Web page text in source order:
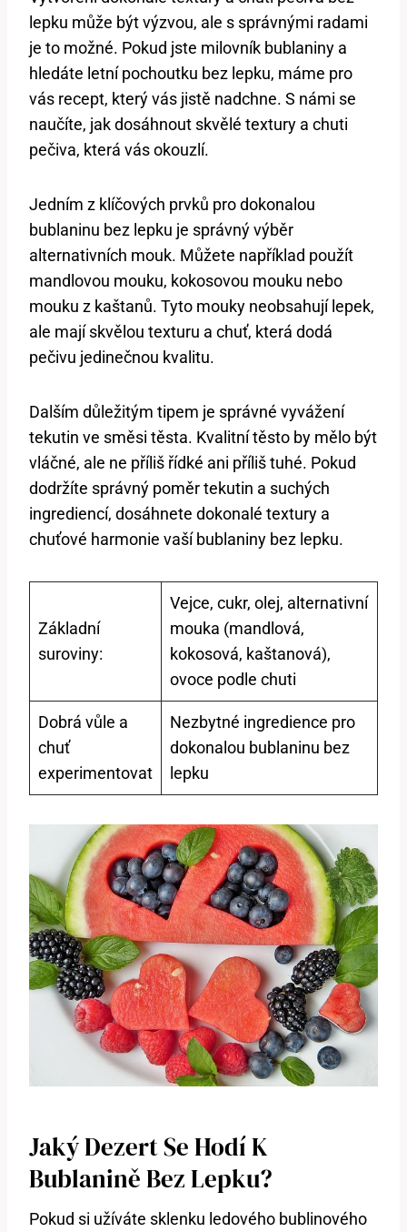
lepku může být výzvou, ale s správnými radami
je to možné. Pokud jste milovník bublaniny a
hledáte letní pochoutku bez lepku, máme pro
vás recept, který vás jistě nadchne. S námi se
naučíte, jak dosáhnout skvělé textury a chuti
pečiva, která vás okouzlí.
Jedním z klíčových prvků pro dokonalou
bublaninu bez lepku je správný výběr
alternativních mouk. Můžete například použít
mandlovou mouku, kokosovou mouku nebo
mouku z kaštanů. Tyto mouky neobsahují lepek,
ale mají skvělou texturu a chuť, která dodá
pečivu jedinečnou kvalitu.
Dalším důležitým tipem je správné vyvážení
tekutin ve směsi těsta. Kvalitní těsto by mělo být
vláčné, ale ne příliš řídké ani příliš tuhé. Pokud
dodržíte správný poměr tekutin a suchých
ingrediencí, dosáhnete dokonalé textury a
chuťové harmonie vaší bublaniny bez lepku.
Základní
suroviny:
Vejce, cukr, olej, alternativní
mouka (mandlová,
kokosová, kaštanová),
ovoce podle chuti
Dobrá vůle a
chuť
experimentovat
Nezbytné ingredience pro
dokonalou bublaninu bez
lepku
Jaký Dezert Se Hodí K
Bublanině Bez Lepku?
Pokud si užíváte sklenku ledového bublinového